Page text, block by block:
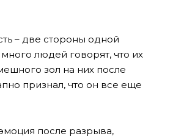
– две стороны одной
людей говорят, что их
зол на них после
признал, что он все еще
после разрыва,